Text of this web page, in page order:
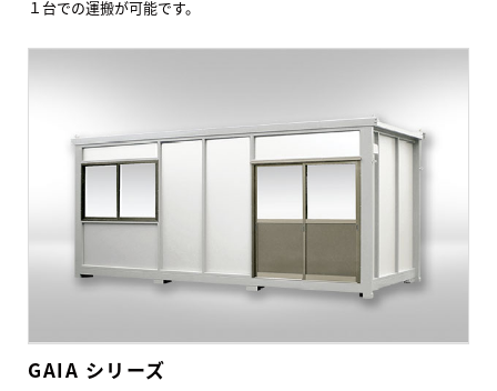
１台での運搬が可能です。
GAIA シリーズ